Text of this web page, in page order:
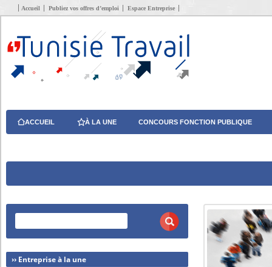
Accueil Publiez vos offres d’emploi Espace Entreprise
ACCUEIL À LA UNE CONCOURS FONCTION PUBLIQUE
›› Entreprise à la une